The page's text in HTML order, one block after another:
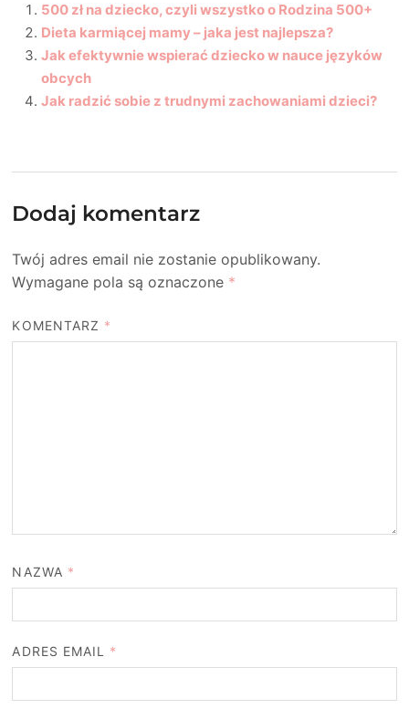
500 zł na dziecko, czyli wszystko o Rodzina 500+
Dieta karmiącej mamy – jaka jest najlepsza?
Jak efektywnie wspierać dziecko w nauce języków
obcych
Jak radzić sobie z trudnymi zachowaniami dzieci?
Dodaj komentarz
Twój adres email nie zostanie opublikowany.
Wymagane pola są oznaczone *
KOMENTARZ *
NAZWA *
ADRES EMAIL *